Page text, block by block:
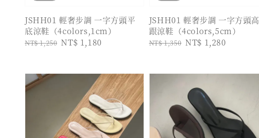
JSHH01 輕奢步調 一字方頭平
底涼鞋（4colors,1cm）
Regular
NT$ 1,250 Sale
NT$ 1,180
JSHH01 輕奢步調 一字方頭高
跟涼鞋（4colors,5cm）
Regular
NT$ 1,350 Sale
NT$ 1,280